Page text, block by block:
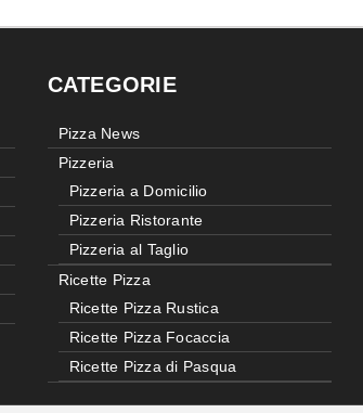
CATEGORIE
Pizza News
Pizzeria
Pizzeria a Domicilio
Pizzeria Ristorante
Pizzeria al Taglio
Ricette Pizza
Ricette Pizza Rustica
Ricette Pizza Focaccia
Ricette Pizza di Pasqua